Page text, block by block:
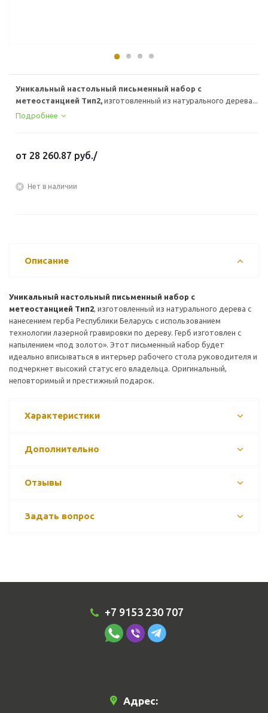
Уникальный настольный письменный набор с
метеостанцией Тип2, изготовленный из натурального дерева...
Подробнее
от 28 260.87 руб./
Нет в наличии
Описание
Уникальный настольный письменный набор с
метеостанцией Тип2, изготовленный из натурального дерева с
нанесением герба Республики Беларусь с использованием
технологии лазерной гравировки по дереву. Герб изготовлен с
напылением «под золото». Этот письменный набор будет
идеально вписываться в интерьер рабочего стола руководителя и
подчеркнет высокий статус его владельца. Оригинальный,
неповторимый и престижный подарок.
Характеристики
Дополнительно
Отзывы
Задать вопрос
+7 9153 230 707
Адрес: